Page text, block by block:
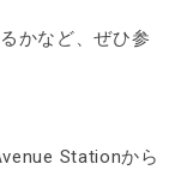
かなど、ぜひ参
Stationから